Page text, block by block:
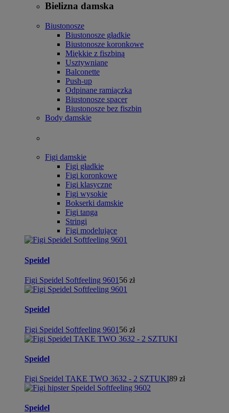
Bielizna damska
Biustonosze
Biustonosze gładkie
Biustonosze koronkowe
Miękkie z fiszbiną
Usztywniane
Balconette
Push-up
Odpinane ramiączka
Biustonosze spacer
Biustonosze bez fiszbin
Body damskie
Figi damskie
Figi gładkie
Figi koronkowe
Figi klasyczne
Figi wysokie
Bokserki damskie
Figi tanga
Stringi
Figi modelujące
Speidel
Figi Speidel Softfeeling 9601 56 zł
Speidel
Figi Speidel Softfeeling 9601 56 zł
Speidel
Figi Speidel TAKE TWO 3632 - 2 SZTUKI89 zł
Speidel